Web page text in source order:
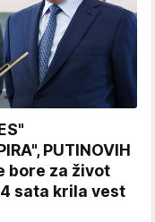
PUTINOVIH
bore za život
sata krila vest